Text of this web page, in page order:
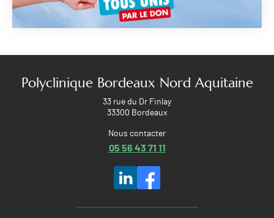
Polyclinique Bordeaux Nord Aquitaine
33 rue du Dr Finlay
33300 Bordeaux
Nous contacter
05 56 43 71 11